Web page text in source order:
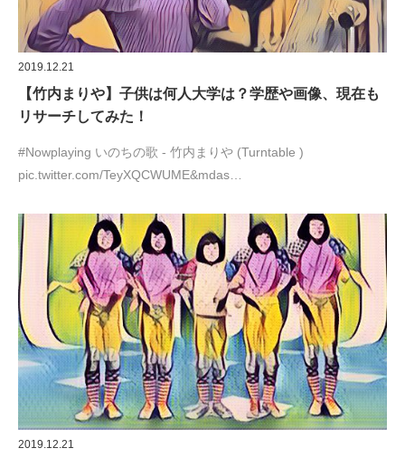
2019.12.21
【竹内まりや】子供は何人大学は？学歴や画像、現在も
リサーチしてみた！
#Nowplaying いのちの歌 - 竹内まりや (Turntable )
pic.twitter.com/TeyXQCWUME&mdas…
2019.12.21